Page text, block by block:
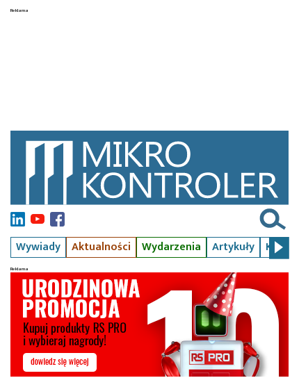
Wywiady Aktualności Wydarzenia Artykuły Kursy